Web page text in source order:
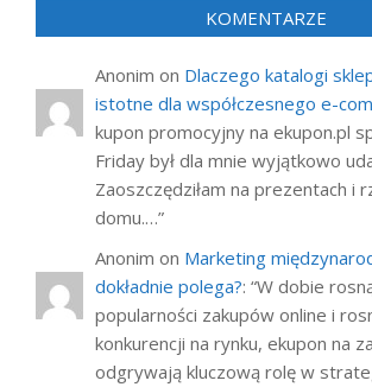
KOMENTARZE
Anonim on Dlaczego katalogi
istotne dla współczesnego e-
kupon promocyjny na ekupon.pl
Friday był dla mnie wyjątkowo
Zaoszczędziłam na prezentach i
domu.…”
Anonim on Marketing
dokładnie polega?: “W dobie
popularności zakupów online i
konkurencji na rynku, ekupon na
odgrywają kluczową rolę w